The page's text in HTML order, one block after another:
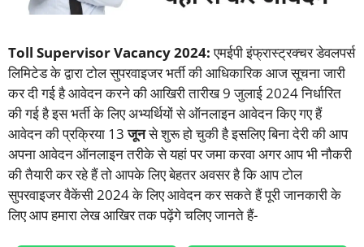
Toll Supervisor Vacancy 2024:एमईपी इंफ्रास्ट्रक्चर डेवलपर्स
लिमिटेड के द्वारा टोल सुपरवाइजर भर्ती की आधिकारिक आज सूचना जारी
कर दी गई है आवेदन करने की आखिरी तारीख 9 जुलाई 2024 निर्धारित
की गई है इस भर्ती के लिए अभ्यर्थियों से ऑनलाइन आवेदन किए गए हैं
आवेदन की प्रक्रिया 13जूनसे शुरू हो चुकी है इसलिए बिना देरी की आप
अपना आवेदन ऑनलाइन तरीके से यहां पर जमा करवा अगर आप भी नौकरी
की तैयारी कर रहे हैं तो आपके लिए बेहतर अवसर है कि आप टोल
सुपरवाइजर वैकेंसी 2024 के लिए आवेदन कर सकते हैं पूरी जानकारी के
लिए आप हमारा लेख आखिर तक पढ़ेंगे चलिए जानते हैं-